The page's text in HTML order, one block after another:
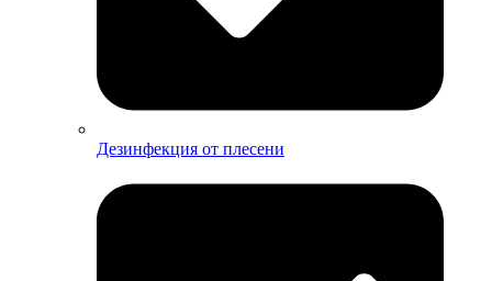
Дезинфекция от плесени